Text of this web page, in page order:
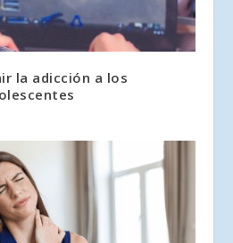
la adicción a los